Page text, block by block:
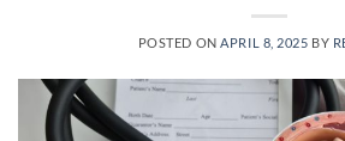
POSTED ON APRIL 8, 2025 BY